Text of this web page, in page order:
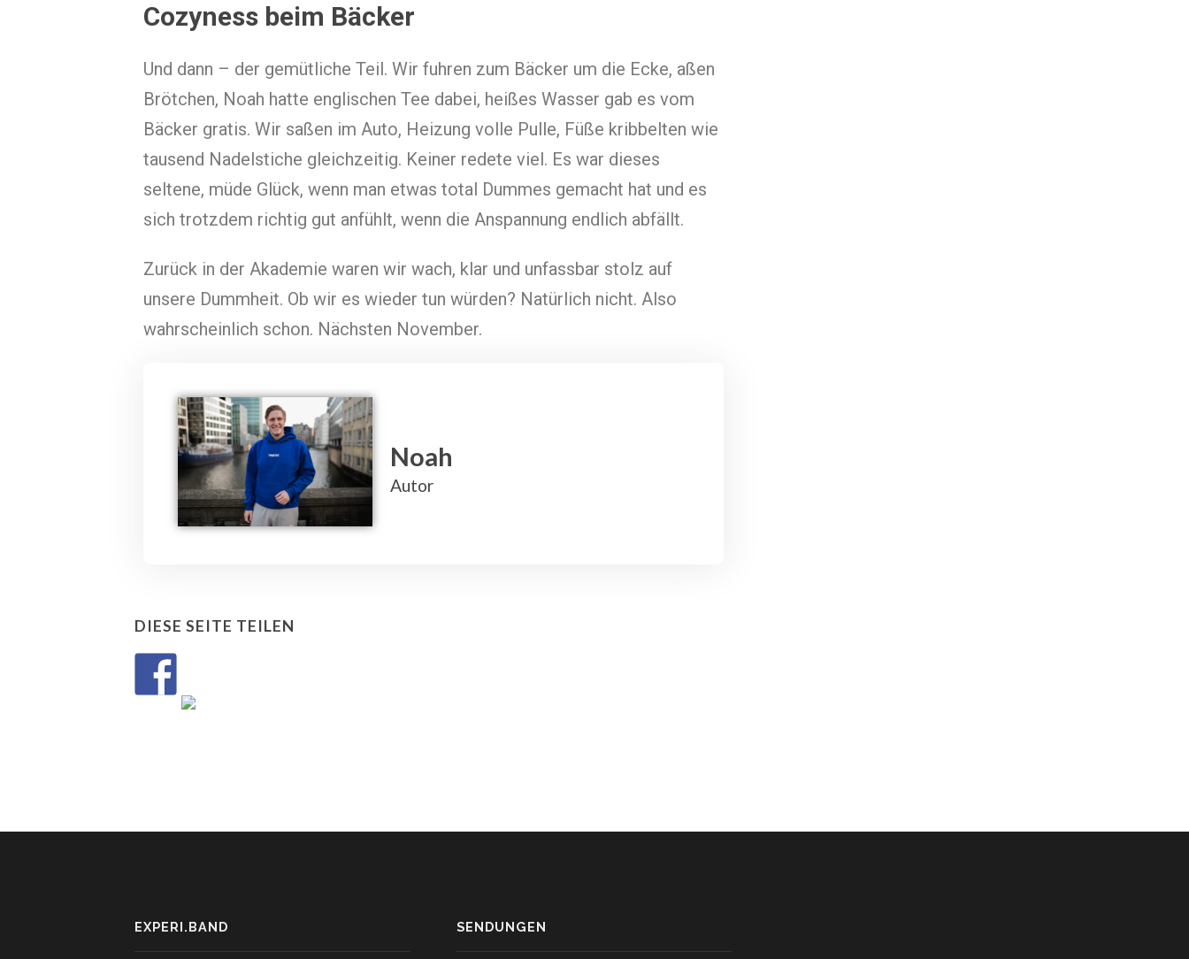
Cozyness beim Bäcker
Und dann – der gemütliche Teil. Wir fuhren zum Bäcker um die Ecke, aßen
Brötchen, Noah hatte englischen Tee dabei, heißes Wasser gab es vom
Bäcker gratis. Wir saßen im Auto, Heizung volle Pulle, Füße kribbelten wie
tausend Nadelstiche gleichzeitig. Keiner redete viel. Es war dieses
seltene, müde Glück, wenn man etwas total Dummes gemacht hat und es
sich trotzdem richtig gut anfühlt, wenn die Anspannung endlich abfällt.
Zurück in der Akademie waren wir wach, klar und unfassbar stolz auf
unsere Dummheit. Ob wir es wieder tun würden? Natürlich nicht. Also
wahrscheinlich schon. Nächsten November.
Noah
Autor
DIESE SEITE TEILEN
EXPERI.BAND SENDUNGEN